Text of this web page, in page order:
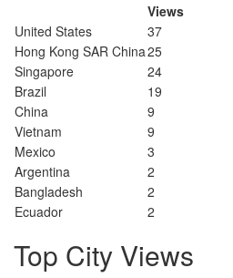
Views
United States
37
Hong Kong SAR China25
Singapore
24
Brazil
19
China
9
Vietnam
9
Mexico
3
Argentina
2
Bangladesh
2
Ecuador
2
Top City Views